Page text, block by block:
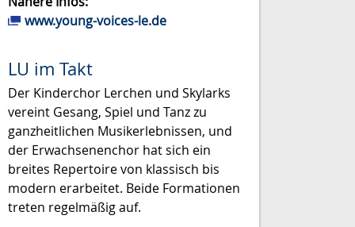
www.young-voices-le.de
LU im Takt
Der Kinderchor Lerchen und Skylarks
vereint Gesang, Spiel und Tanz zu
ganzheitlichen Musikerlebnissen, und
der Erwachsenenchor hat sich ein
breites Repertoire von klassisch bis
modern erarbeitet. Beide Formationen
treten regelmäßig auf.